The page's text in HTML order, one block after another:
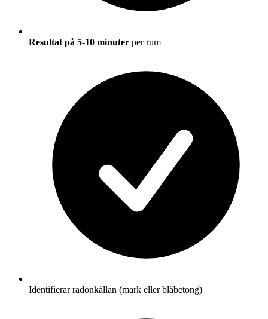
Resultat på 5-10 minuter per rum
Identifierar radonkällan (mark eller blåbetong)